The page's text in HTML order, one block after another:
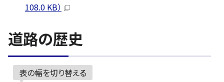
108.0 KB）
道路の歴史
表の幅を切り替える